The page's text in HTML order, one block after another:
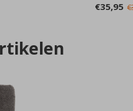
€35,95